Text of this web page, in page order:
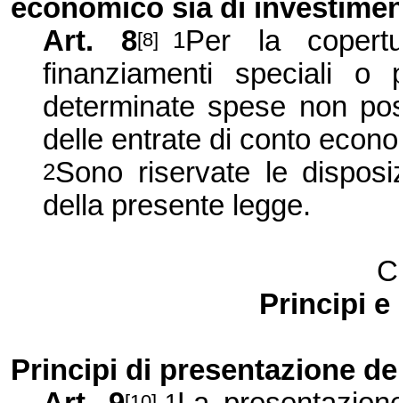
economico sia di
Art. 8[8] 1Per la
finanziamenti speciali o
determinate spese non
delle entrate di conto
2Sono riservate le
della presente legge.
Principi
Principi di presentazione